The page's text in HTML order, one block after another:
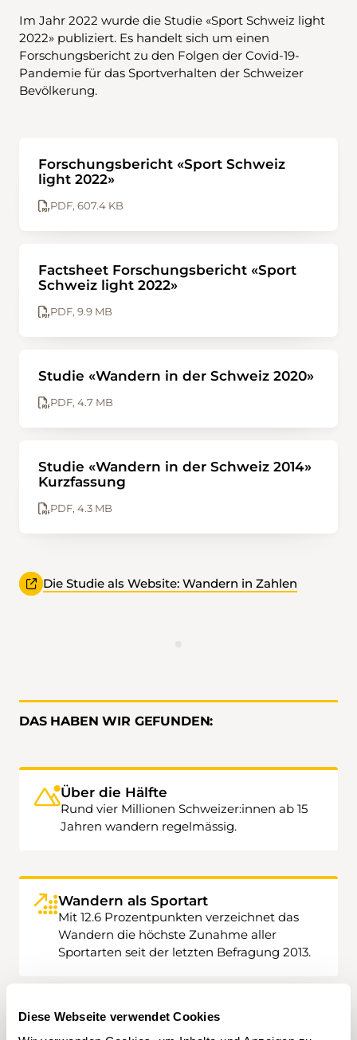
Diese Webseite verwendet Cookies
Im Jahr 2022 wurde die Studie «Sport Schweiz light
2022» publiziert. Es handelt sich um einen
Forschungsbericht zu den Folgen der Covid-19-
Pandemie für das Sportverhalten der Schweizer
Bevölkerung.
Forschungsbericht «Sport Schweiz
light 2022»
PDF, 607.4 KB
Factsheet Forschungsbericht «Sport
Schweiz light 2022»
PDF, 9.9 MB
Studie «Wandern in der Schweiz 2020»
PDF, 4.7 MB
Studie «Wandern in der Schweiz 2014»
Kurzfassung
PDF, 4.3 MB
Die Studie als Website: Wandern in Zahlen
DAS HABEN WIR GEFUNDEN:
Über die Hälfte
Rund vier Millionen Schweizer:innen ab 15
Jahren wandern regelmässig.
Wandern als Sportart
Mit 12.6 Prozentpunkten verzeichnet das
Wandern die höchste Zunahme aller
Sportarten seit der letzten Befragung 2013.